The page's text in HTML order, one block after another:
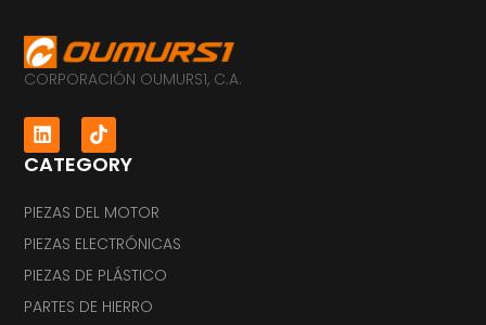
CORPORACIÓN OUMURS1, C.A.
CATEGORY
PIEZAS DEL MOTOR
PIEZAS ELECTRÓNICAS
PIEZAS DE PLÁSTICO
PARTES DE HIERRO